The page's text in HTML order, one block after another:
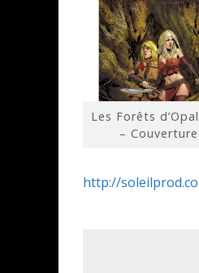
Les Forêts
– Couverture
http://